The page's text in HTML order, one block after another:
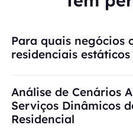
Para quais negócios
residenciais
Análise de Cenários
Serviços Dinâmicos
Residencial